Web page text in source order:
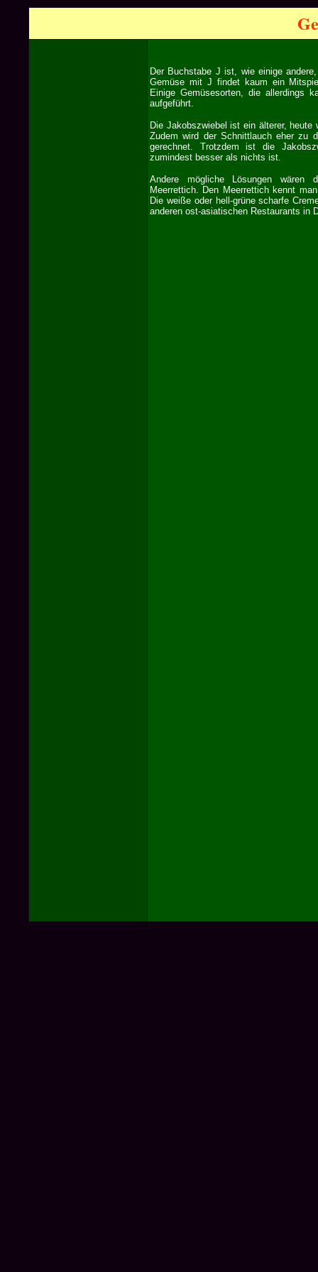
Der Buchstabe J ist, wie einige
Gemüse mit J findet kaum ein
Einige Gemüsesorten, die allerdings
aufgeführt.
Die Jakobszwiebel ist ein älterer,
Zudem wird der Schnittlauch eher zu
gerechnet. Trotzdem ist die
zumindest besser als nichts ist.
Andere mögliche Lösungen wären
Meerrettich. Den Meerrettich kennt
Die weiße oder hell-grüne scharfe
anderen ost-asiatischen Restaurants in